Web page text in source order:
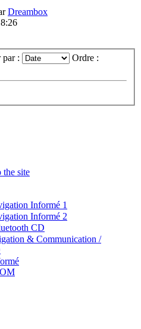
Dreambox
par : Ordre :
the site
Informé 1
Informé 2
CD
& Communication /